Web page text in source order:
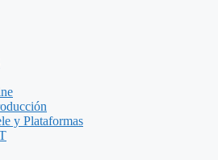
y Plataformas